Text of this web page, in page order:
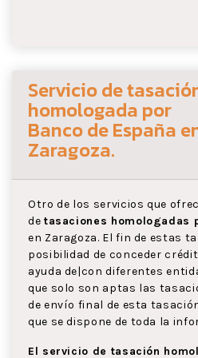
Servicio de
homologada por
Banco de España
Zaragoza.
Otro de los servicios que
de tasaciones homologadas
en Zaragoza. El fin de estas
posibilidad de conceder
ayuda de|con diferentes
que solo son aptas las
de envío final de esta
que se dispone de toda la
El servicio de tasación